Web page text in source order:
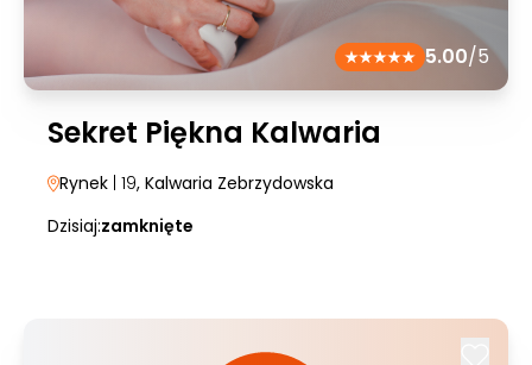
5.00/5
Sekret Piękna Kalwaria
Rynek | 19, Kalwaria Zebrzydowska
Dzisiaj:zamknięte